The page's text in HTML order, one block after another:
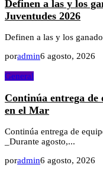
Definen a las y los
Juventudes 2026
Definen a las y los
poradmin6 agosto, 2026
General
Continúa entrega de
en el Mar
Continúa entrega de
_Durante agosto,...
poradmin6 agosto, 2026